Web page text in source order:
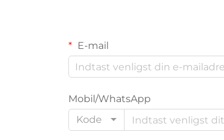
E-mail
Mobil/WhatsApp
Kode